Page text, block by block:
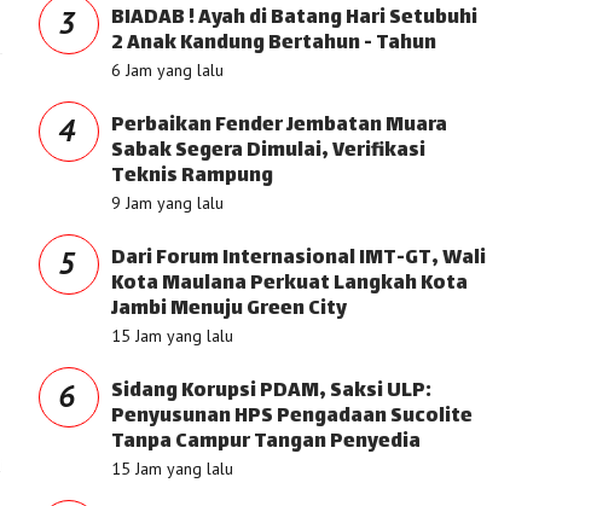
3 BIADAB ! Ayah di Batang Hari Setubuhi
2 Anak Kandung Bertahun - Tahun
6 Jam yang lalu
4 Perbaikan Fender Jembatan Muara
Sabak Segera Dimulai, Verifikasi
Teknis Rampung
9 Jam yang lalu
5 Dari Forum Internasional IMT-GT, Wali
Kota Maulana Perkuat Langkah Kota
Jambi Menuju Green City
15 Jam yang lalu
6 Sidang Korupsi PDAM, Saksi ULP:
Penyusunan HPS Pengadaan Sucolite
Tanpa Campur Tangan Penyedia
15 Jam yang lalu